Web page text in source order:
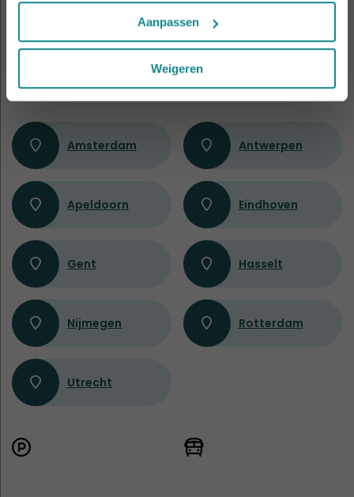
Aanpassen
Weigeren
9 leslocatiesdoor heel
Nederland en België
Amsterdam Antwerpen
Apeldoorn Eindhoven
Gent Hasselt
Nijmegen Rotterdam
Utrecht